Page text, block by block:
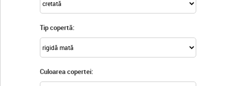
Tip copertă:
Culoarea copertei: